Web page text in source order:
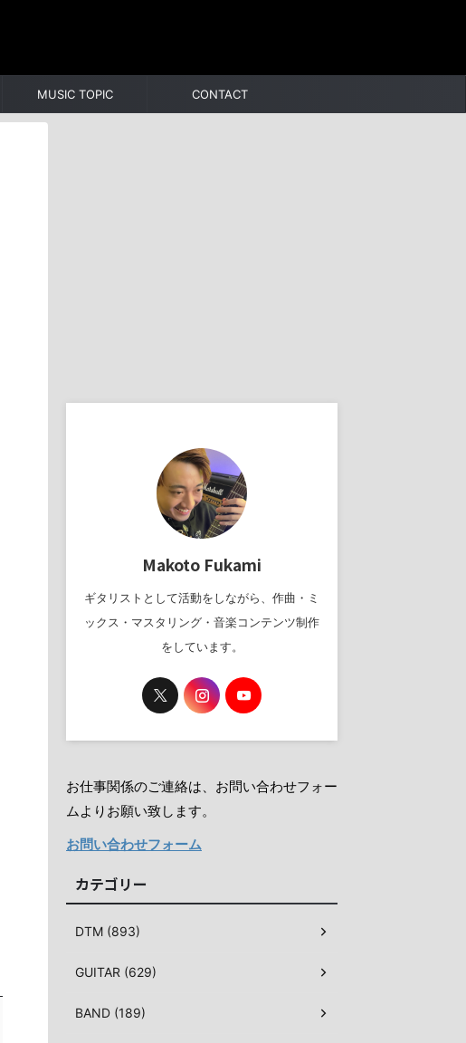
MUSIC TOPIC CONTACT
Makoto Fukami
ギタリストとして活動をしながら、作曲・ミ
ックス・マスタリング・音楽コンテンツ制作
をしています。
お仕事関係のご連絡は、お問い合わせフォー
ムよりお願い致します。
お問い合わせフォーム
カテゴリー
DTM (893)
GUITAR (629)
BAND (189)